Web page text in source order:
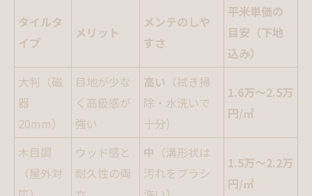
タイルタ
イプ
メリット
メンテのしや
すさ
平米単価の
目安（下地
込み）
大判（磁
器
20mm）
目地が少な
く高級感が
強い
高い （拭き掃
除・水洗いで
十分）
1.6万〜2.5万
円/㎡
木目調
（屋外対
ウッド感と
耐久性の両
中 （溝形状は
汚れをブラシ
1.5万〜2.2万
円/㎡